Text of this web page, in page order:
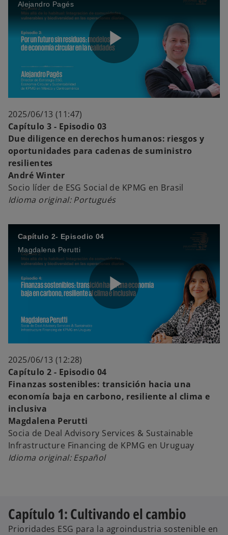
i
e
o
Alejandro Pagés
P
a
V
i
2025/06/13 (11:47)
Capítulo 3 - Episodio 03
Due diligence en derechos humanos: riesgos y
oportunidades para cadenas de suministro
resilientes
André Winter
Socio líder de ESG Social de KPMG en Brasil
Idioma original: Portugués
Capítulo 2- Episodio 04
Magdalena Perutti
P
a
V
2025/06/13 (12:28)
Capítulo 2 - Episodio 04
Finanzas sostenibles: transición hacia una
economía baja en carbono, resiliente al clima e
inclusiva
Magdalena Perutti
Socia de Deal Advisory Services & Sustainable
Infrastructure Financing de KPMG en Uruguay
Idioma original: Español
Capítulo 1: Cultivando el cambio
Prioridades ESG para la agroindustria sostenible en